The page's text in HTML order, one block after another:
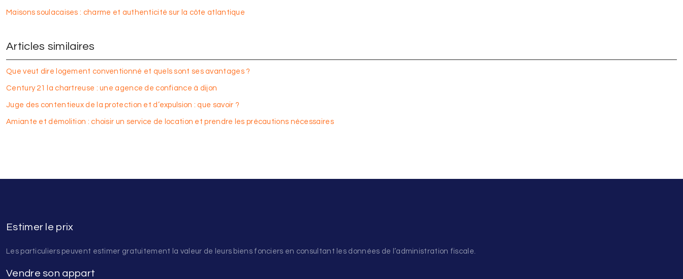
Maisons soulacaises : charme et authenticité sur la côte atlantique
Articles similaires
Que veut dire logement conventionné et quels sont ses avantages ?
Century 21 la chartreuse : une agence de confiance à dijon
Juge des contentieux de la protection et d’expulsion : que savoir ?
Amiante et démolition : choisir un service de location et prendre les précautions nécessaires
Estimer le prix
Les particuliers peuvent estimer gratuitement la valeur de leurs biens fonciers en consultant les données de l’administration fiscale.
Vendre son appart